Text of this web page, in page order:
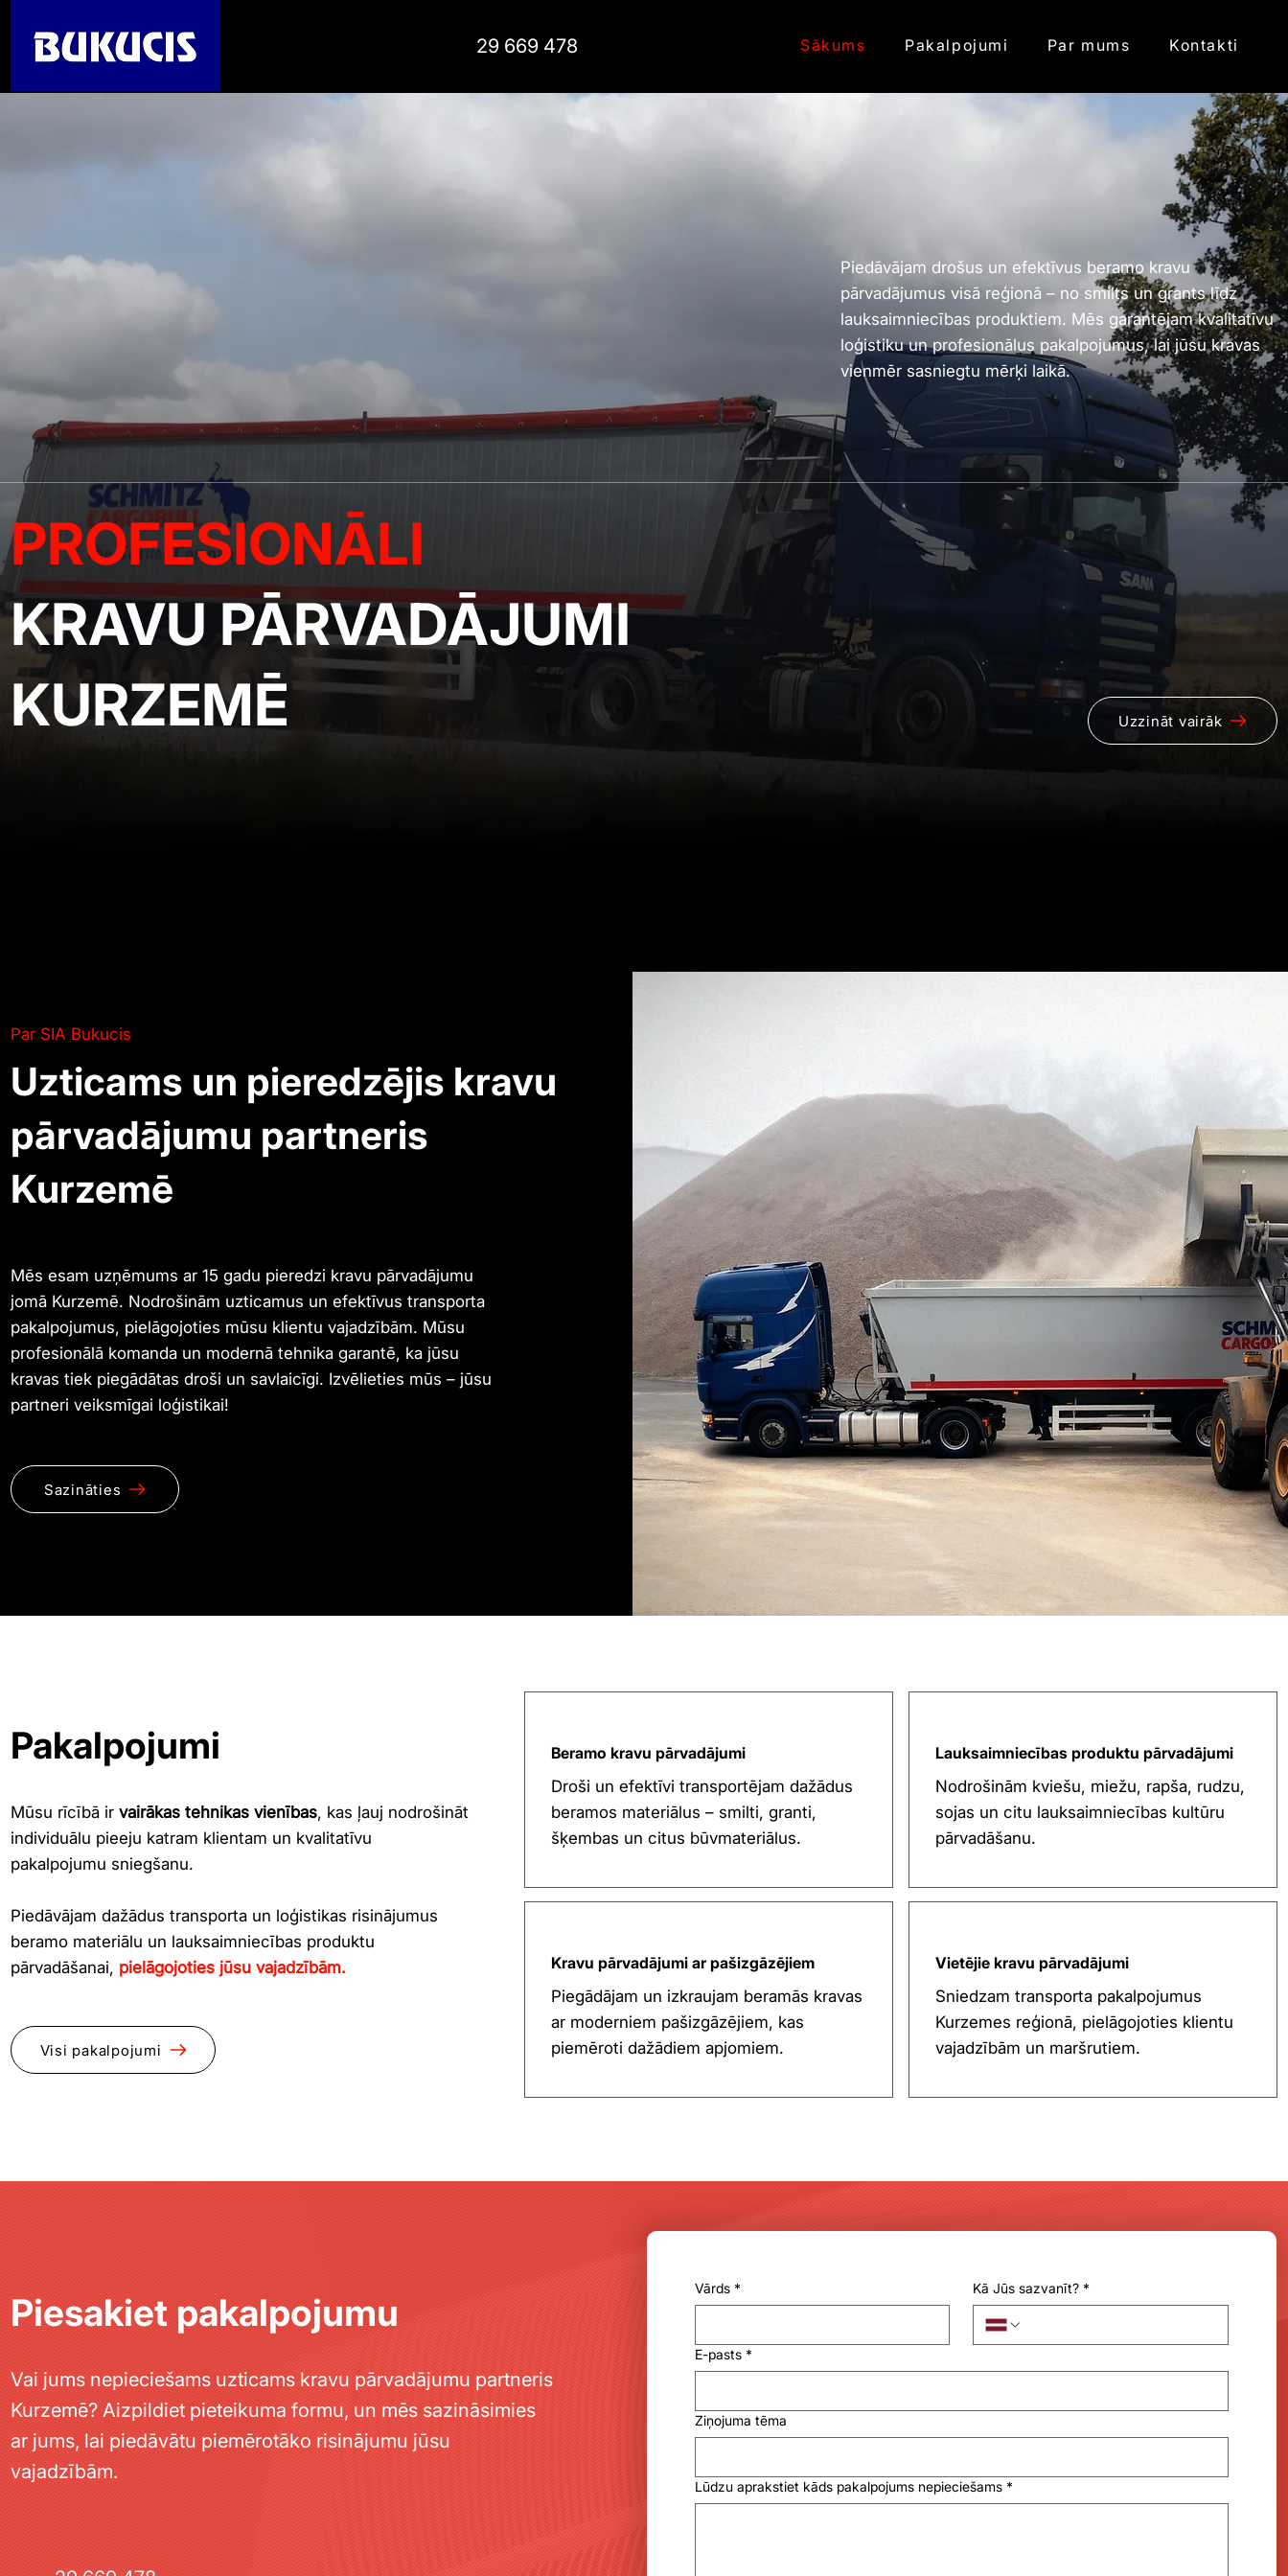
29 669 478 Sākums Pakalpojumi Par mums Kontakti
Piedāvājam drošus un efektīvus beramo kravu
pārvadājumus visā reģionā – no smilts un grants līdz
lauksaimniecības produktiem. Mēs garantējam kvalitatīvu
loģistiku un profesionālus pakalpojumus, lai jūsu kravas
vienmēr sasniegtu mērķi laikā.
PROFESIONĀLI
KRAVU PĀRVADĀJUMI
KURZEMĒ
Uzzināt vairāk
Par SIA Bukucis
Uzticams un pieredzējis kravu
pārvadājumu partneris
Kurzemē
Mēs esam uzņēmums ar 15 gadu pieredzi kravu pārvadājumu
jomā Kurzemē. Nodrošinām uzticamus un efektīvus transporta
pakalpojumus, pielāgojoties mūsu klientu vajadzībām. Mūsu
profesionālā komanda un modernā tehnika garantē, ka jūsu
kravas tiek piegādātas droši un savlaicīgi. Izvēlieties mūs – jūsu
partneri veiksmīgai loģistikai!
Sazināties
Pakalpojumi
Mūsu rīcībā ir vairākas tehnikas vienības, kas ļauj nodrošināt
individuālu pieeju katram klientam un kvalitatīvu
pakalpojumu sniegšanu.
Piedāvājam dažādus transporta un loģistikas risinājumus
beramo materiālu un lauksaimniecības produktu
pārvadāšanai, pielāgojoties jūsu vajadzībām.
Visi pakalpojumi
Beramo kravu pārvadājumi
Droši un efektīvi transportējam dažādus
beramos materiālus – smilti, granti,
šķembas un citus būvmateriālus.
Kravu pārvadājumi ar pašizgāzējiem
Piegādājam un izkraujam beramās kravas
ar moderniem pašizgāzējiem, kas
piemēroti dažādiem apjomiem.
Lauksaimniecības produktu pārvadājumi
Nodrošinām kviešu, miežu, rapša, rudzu,
sojas un citu lauksaimniecības kultūru
pārvadāšanu.
Vietējie kravu pārvadājumi
Sniedzam transporta pakalpojumus
Kurzemes reģionā, pielāgojoties klientu
vajadzībām un maršrutiem.
Piesakiet pakalpojumu
Vai jums nepieciešams uzticams kravu pārvadājumu partneris
Kurzemē? Aizpildiet pieteikuma formu, un mēs sazināsimies
ar jums, lai piedāvātu piemērotāko risinājumu jūsu
vajadzībām.
Vārds * Kā Jūs sazvanīt? *
E-pasts *
Ziņojuma tēma
Lūdzu aprakstiet kāds pakalpojums nepieciešams *